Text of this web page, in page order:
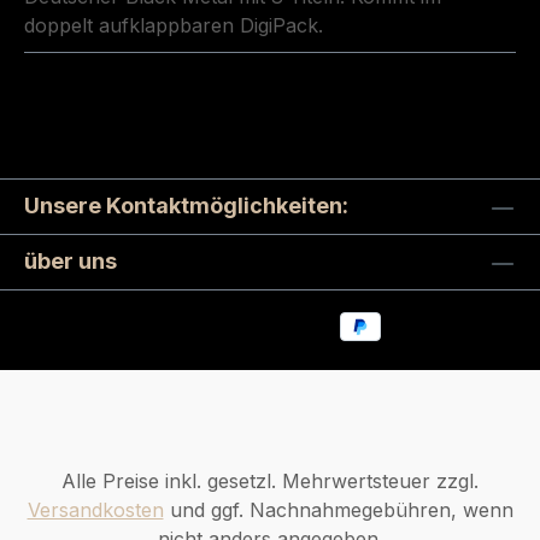
doppelt aufklappbaren DigiPack.
Unsere Kontaktmöglichkeiten:
über uns
Alle Preise inkl. gesetzl. Mehrwertsteuer zzgl.
Versandkosten und ggf. Nachnahmegebühren, wenn